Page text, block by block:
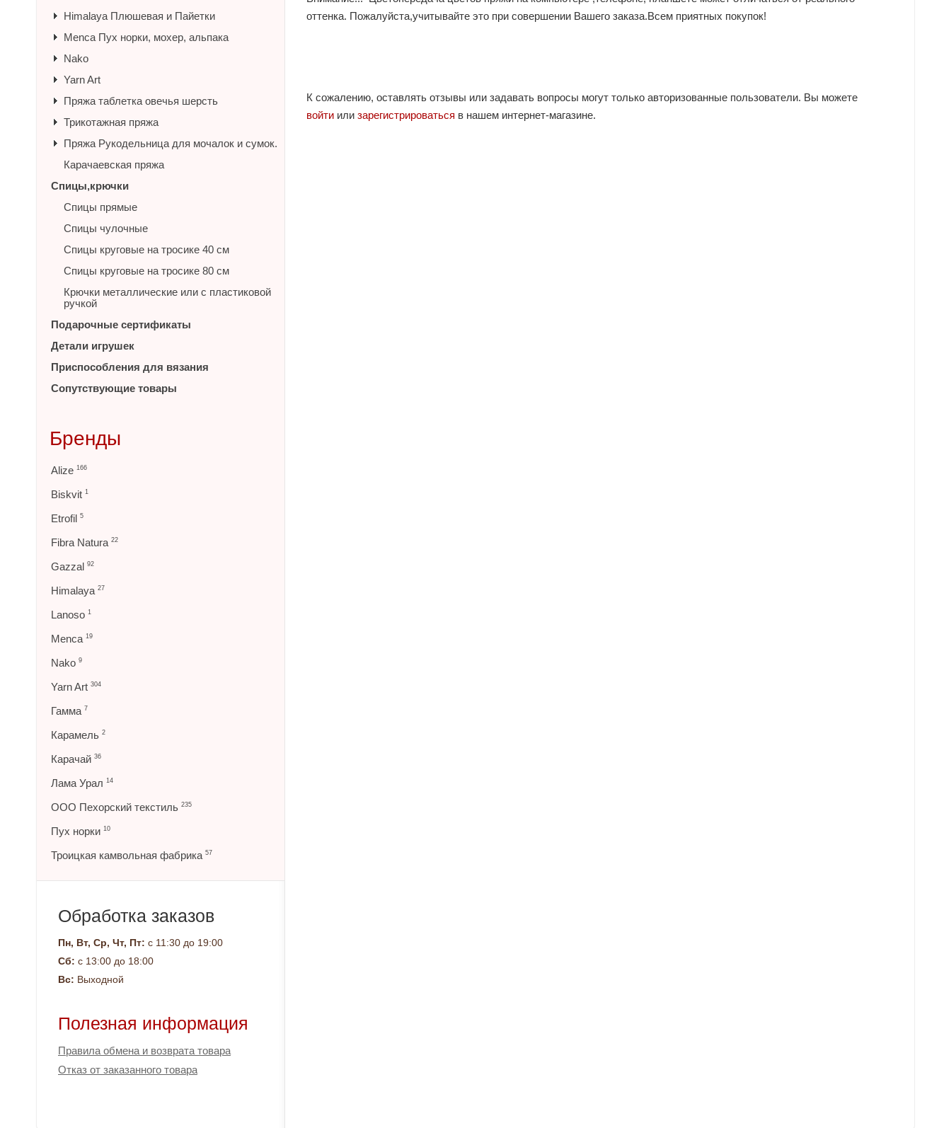
оттенка. Пожалуйста,учитывайте это при совершении Вашего заказа.Всем приятных покупок!
К сожалению, оставлять отзывы или задавать вопросы могут только авторизованные пользователи. Вы можете
войти или зарегистрироваться в нашем интернет-магазине.
Himalaya Плюшевая и Пайетки
Menca Пух норки, мохер, альпака
Nako
Yarn Art
Пряжа таблетка овечья шерсть
Трикотажная пряжа
Пряжа Рукодельница для мочалок и сумок.
Карачаевская пряжа
Спицы,крючки
Спицы прямые
Спицы чулочные
Спицы круговые на тросике 40 см
Спицы круговые на тросике 80 см
Крючки металлические или с пластиковой
ручкой
Подарочные сертификаты
Детали игрушек
Приспособления для вязания
Сопутствующие товары
Бренды
Alize 166
Biskvit 1
Etrofil 5
Fibra Natura 22
Gazzal 92
Himalaya 27
Lanoso 1
Menca 19
Nako 9
Yarn Art 304
Гамма 7
Карамель 2
Карачай 36
Лама Урал 14
ООО Пехорский текстиль 235
Пух норки 10
Троицкая камвольная фабрика 57
Обработка заказов
Пн, Вт, Ср, Чт, Пт: с 11:30 до 19:00
Сб: с 13:00 до 18:00
Вс: Выходной
Полезная информация
Правила обмена и возврата товара
Отказ от заказанного товара